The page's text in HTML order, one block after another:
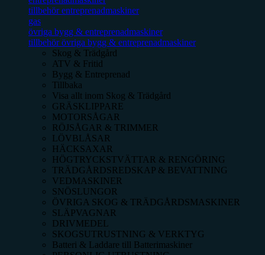
tillbehör entreprenadmaskiner
gas
övriga bygg & entreprenadmaskiner
tillbehör övriga bygg & entreprenadmaskiner
Skog & Trädgård
ATV & Fritid
Bygg & Entreprenad
Tillbaka
Visa allt inom Skog & Trädgård
GRÄSKLIPPARE
MOTORSÅGAR
RÖJSÅGAR & TRIMMER
LÖVBLÅSAR
HÄCKSAXAR
HÖGTRYCKSTVÄTTAR & RENGÖRING
TRÄDGÅRDSREDSKAP & BEVATTNING
VEDMASKINER
SNÖSLUNGOR
ÖVRIGA SKOG & TRÄDGÅRDSMASKINER
SLÄPVAGNAR
DRIVMEDEL
SKOGSUTRUSTNING & VERKTYG
Batteri & Laddare till Batterimaskiner